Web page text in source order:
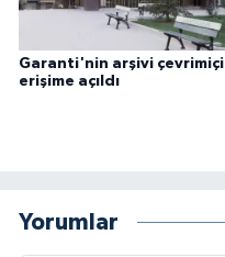
Garanti'nin arşivi çevrimiçi
erişime açıldı
Yorumlar